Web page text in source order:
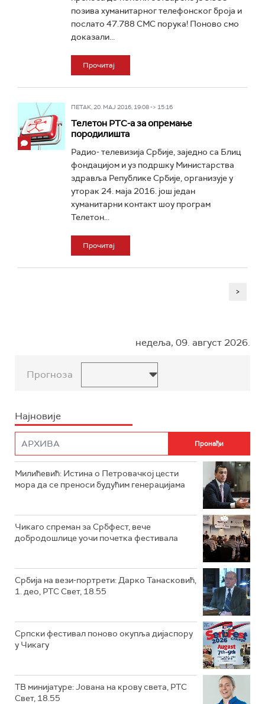
позива хуманитарног телефонског броја и
послато 47.788 СМС порука! Поново смо
доказали...
Прочитај
ПЕТАК, 20. МАЈ 2016, 19:08 -> 15:16
Телетон РТС-а за опремање
породилишта
Радио- телевизија Србије, заједно са Блиц
фондацијом и уз подршку Министарства
здравља Републике Србије, организује у
уторак 24. маја 2016. још један
хуманитарни контакт шоу програм
Телетон...
Прочитај
>
недеља, 09. август 2026.
Прогноза
Најновије
Милићевић: Истина о Петровачкој цести
мора да се преноси будућим генерацијама
Чикаго спреман за Србфест, вече
добродошлице уочи почетка фестивала
Србија на вези-портрети: Дарко Танасковић,
1. део, РТС Свет, 18.55
Српски фестивал поново окупља дијаспору
у Чикагу
ТВ минијатуре: Јована на крову света, РТС
Свет, 18.55